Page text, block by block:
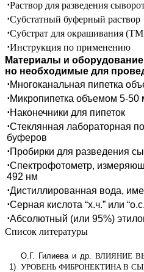
⋅Раствор для разведения
⋅Субстатный буферный раствор
⋅Субстрат для окрашивания
⋅Инструкция по применению
Материалы и
но необходимые для
⋅Многоканальная пипетка
⋅Микропипетка объемом 5-50
⋅Наконечники для пипеток
⋅Стеклянная лабораторная
буферов
⋅Пробирки для разведения
⋅Спектрофотометр,
492 нм
⋅Дистиллированная вода,
⋅Серная кислота “х.ч.” или
⋅Абсолютный (или 95%)
Список литературы
1)
О.Г. Гилиева и др. ВЛИЯНИЕ
УРОВЕНЬ ФИБРОНЕКТИНА В